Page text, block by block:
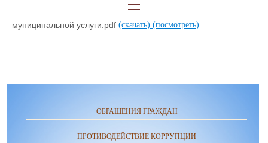
Перечень документов, необходимых для предоставления
муниципальной услуги.pdf (скачать) (посмотреть)
ОБРАЩЕНИЯ ГРАЖДАН
ПРОТИВОДЕЙСТВИЕ КОРРУПЦИИ